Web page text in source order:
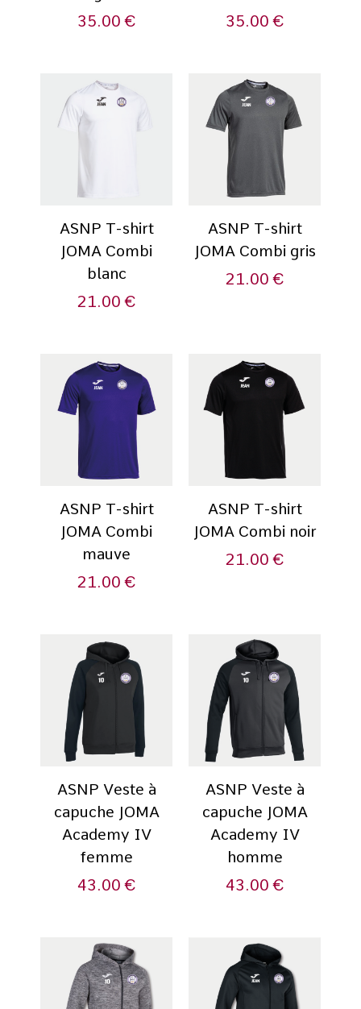
35.00€ 35.00€
ASNP T-shirt
JOMA Combi
blanc
21.00€
ASNP T-shirt
JOMA Combi gris
21.00€
ASNP T-shirt
JOMA Combi
mauve
21.00€
ASNP T-shirt
JOMA Combi noir
21.00€
ASNP Veste à
capuche JOMA
Academy IV
femme
43.00€
ASNP Veste à
capuche JOMA
Academy IV
homme
43.00€